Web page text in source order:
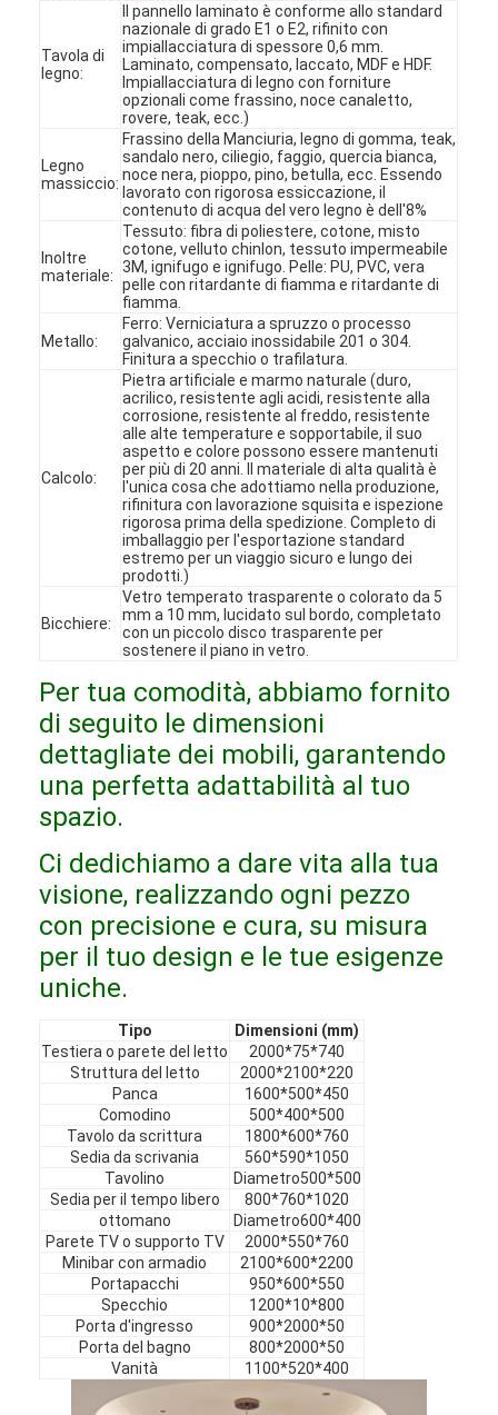
Prodotti
Spettacolo VR
Su di noi
Visita alla fabbrica
Controllo Qualità
Contattaci
Notizie
Casi
Domande frequenti
Ora chiacchieri
Mobili in hotel
Arredamento per ville
Arredamento per appartamenti
Arredamento per club commerciali
Mobili per sala da pranzo
Mobili per ufficio
Arredamento fisso
Mobile imbottito
Tavola di
legno:
Il pannello laminato è conforme allo standard
nazionale di grado E1 o E2, rifinito con
impiallacciatura di spessore 0,6 mm.
Laminato, compensato, laccato, MDF e HDF.
Impiallacciatura di legno con forniture
opzionali come frassino, noce canaletto,
rovere, teak, ecc.)
Legno
massiccio:
Frassino della Manciuria, legno di gomma, teak,
sandalo nero, ciliegio, faggio, quercia bianca,
noce nera, pioppo, pino, betulla, ecc. Essendo
lavorato con rigorosa essiccazione, il
contenuto di acqua del vero legno è dell'8%
Inoltre
materiale:
Tessuto: fibra di poliestere, cotone, misto
cotone, velluto chinlon, tessuto impermeabile
3M, ignifugo e ignifugo. Pelle: PU, PVC, vera
pelle con ritardante di fiamma e ritardante di
fiamma.
Metallo:
Ferro: Verniciatura a spruzzo o processo
galvanico, acciaio inossidabile 201 o 304.
Finitura a specchio o trafilatura.
Calcolo:
Pietra artificiale e marmo naturale (duro,
acrilico, resistente agli acidi, resistente alla
corrosione, resistente al freddo, resistente
alle alte temperature e sopportabile, il suo
aspetto e colore possono essere mantenuti
per più di 20 anni. Il materiale di alta qualità è
l'unica cosa che adottiamo nella produzione,
rifinitura con lavorazione squisita e ispezione
rigorosa prima della spedizione. Completo di
imballaggio per l'esportazione standard
estremo per un viaggio sicuro e lungo dei
prodotti.)
Bicchiere:
Vetro temperato trasparente o colorato da 5
mm a 10 mm, lucidato sul bordo, completato
con un piccolo disco trasparente per
sostenere il piano in vetro.
Per tua comodità, abbiamo fornito
di seguito le dimensioni
dettagliate dei mobili, garantendo
una perfetta adattabilità al tuo
spazio.
Ci dedichiamo a dare vita alla tua
visione, realizzando ogni pezzo
con precisione e cura, su misura
per il tuo design e le tue esigenze
uniche.
Tipo
Dimensioni (mm)
Testiera o parete del letto
2000*75*740
Struttura del letto
2000*2100*220
Panca
1600*500*450
Comodino
500*400*500
Tavolo da scrittura
1800*600*760
Sedia da scrivania
560*590*1050
Tavolino
Diametro500*500
Sedia per il tempo libero
800*760*1020
ottomano
Diametro600*400
Parete TV o supporto TV
2000*550*760
Minibar con armadio
2100*600*2200
Portapacchi
950*600*550
Specchio
1200*10*800
Porta d'ingresso
900*2000*50
Porta del bagno
800*2000*50
Vanità
1100*520*400